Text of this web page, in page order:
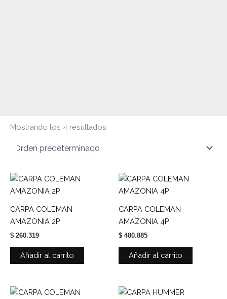
Mostrando los 4 resultados
CARPA COLEMAN
AMAZONIA 2P
$ 260.319
Añadir al carrito
CARPA COLEMAN
AMAZONIA 4P
$ 480.885
Añadir al carrito